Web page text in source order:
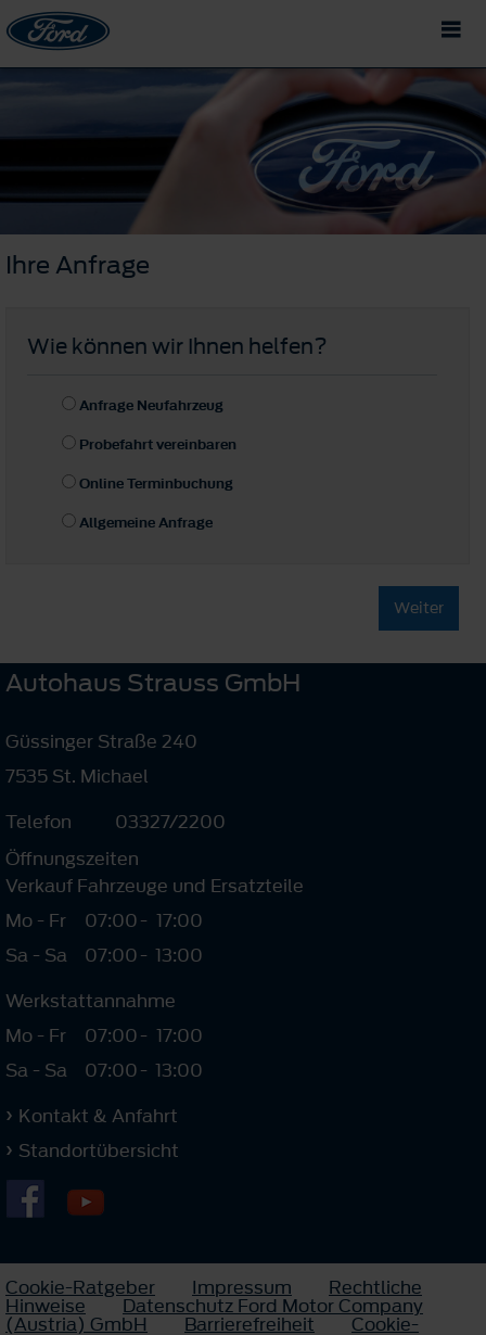
Ihre Anfrage
Wie können wir Ihnen helfen?
Anfrage Neufahrzeug
Probefahrt vereinbaren
Online Terminbuchung
Allgemeine Anfrage
Weiter
Autohaus Strauss GmbH
Güssinger Straße 240
7535 St. Michael
Telefon
03327/2200
Öffnungszeiten
Verkauf Fahrzeuge und Ersatzteile
Mo - Fr
07:00- 17:00
Sa - Sa
07:00- 13:00
Werkstattannahme
Mo - Fr
07:00- 17:00
Sa - Sa
07:00- 13:00
Kontakt & Anfahrt
Standortübersicht
Cookie-Ratgeber Impressum Rechtliche
Hinweise Datenschutz Ford Motor Company
(Austria) GmbH Barrierefreiheit Cookie-